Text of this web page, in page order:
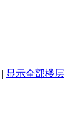
| 显示全部楼层